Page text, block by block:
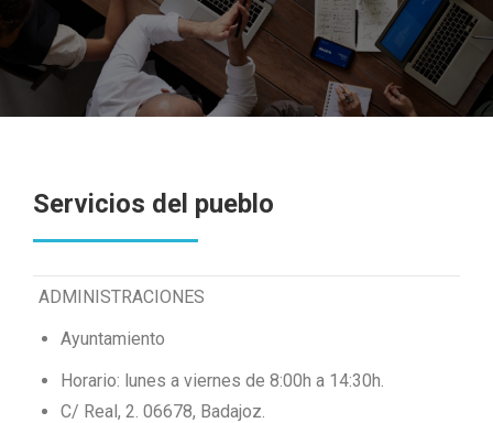
Servicios del pueblo
ADMINISTRACIONES
Ayuntamiento
Horario: lunes a viernes de 8:00h a 14:30h.
C/ Real, 2. 06678, Badajoz.